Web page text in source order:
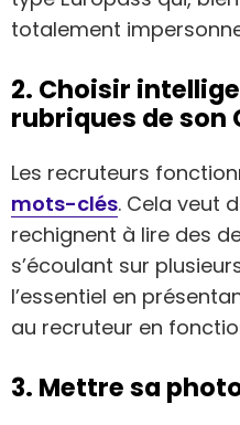
totalement
2. Choisir
rubriques de son
Les recruteurs
mots-clés. Cela veut
rechignent à lire des
s’écoulant sur
l’essentiel en
au recruteur en
3. Mettre sa